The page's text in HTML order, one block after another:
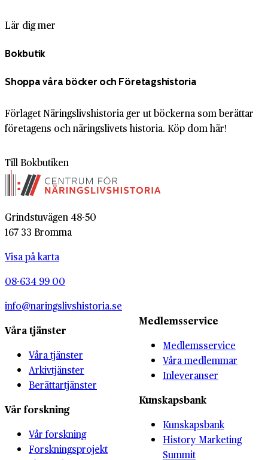
Lär dig mer
Bokbutik
Shoppa våra böcker och Företagshistoria
Förlaget Näringslivshistoria ger ut böckerna som berättar
företagens och näringslivets historia. Köp dom här!
Till Bokbutiken
Grindstuvägen 48-50
167 33 Bromma
Visa på karta
08-634 99 00
info@naringslivshistoria.se
Våra tjänster
Våra tjänster
Arkivtjänster
Berättartjänster
Vår forskning
Vår forskning
Forskningsprojekt
Medlemsservice
Medlemsservice
Våra medlemmar
Inleveranser
Kunskapsbank
Kunskapsbank
History Marketing
Summit